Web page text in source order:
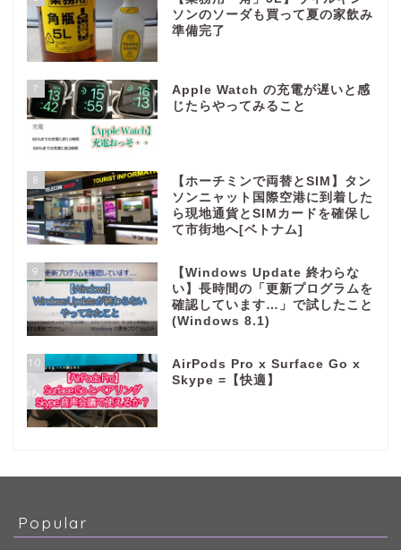
ソンのソーダも買って夏の家飲み
準備完了
7
Apple Watch の充電が遅いと感
じたらやってみること
8
【ホーチミンで両替とSIM】タン
ソンニャット国際空港に到着した
ら現地通貨とSIMカードを確保し
て市街地へ[ベトナム]
9
【Windows Update 終わらな
い】長時間の「更新プログラムを
確認しています…」で試したこと
(Windows 8.1)
10
AirPods Pro x Surface Go x
Skype =【快適】
Popular